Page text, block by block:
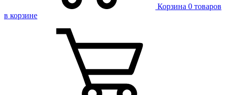
Корзина 0 товаров
в корзине